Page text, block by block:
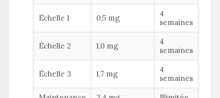
Échelle 1 0,5 mg
4
semaines
Échelle 2 1,0 mg
4
semaines
Échelle 3 1,7 mg
4
semaines